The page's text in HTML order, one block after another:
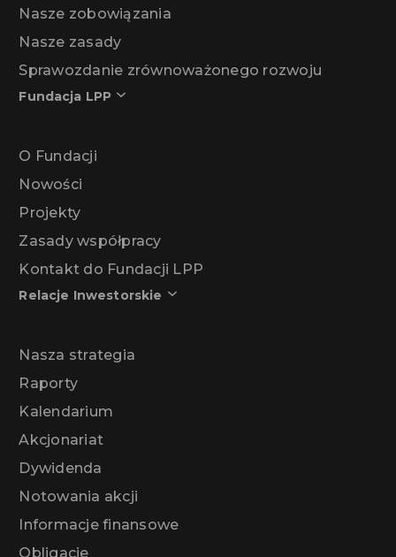
Nasze zobowiązania
Nasze zasady
Sprawozdanie zrównoważonego rozwoju
Fundacja LPP
O Fundacji
Nowości
Projekty
Zasady współpracy
Kontakt do Fundacji LPP
Relacje Inwestorskie
Nasza strategia
Raporty
Kalendarium
Akcjonariat
Dywidenda
Notowania akcji
Informacje finansowe
Obligacje